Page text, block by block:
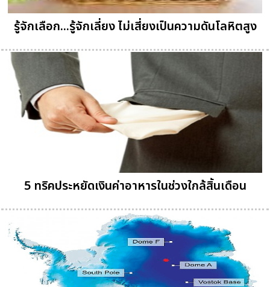
รู้จักเลือก...รู้จักเลี่ยง ไม่เสี่ยงเป็นความดันโลหิตสูง
5 ทริคประหยัดเงินค่าอาหารในช่วงใกล้สิ้นเดือน